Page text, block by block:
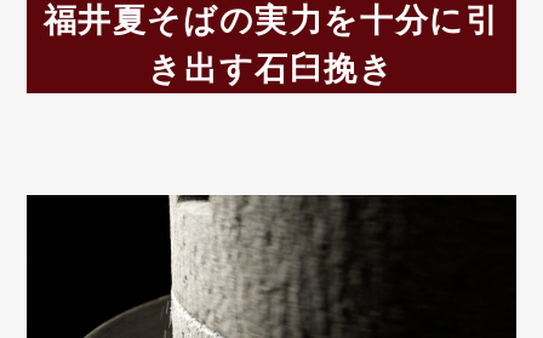
福井夏そばの実力を十分に引
き出す石臼挽き